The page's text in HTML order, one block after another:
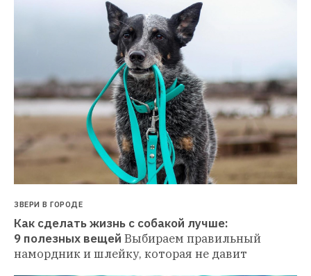
ЗВЕРИ В ГОРОДЕ
Как сделать жизнь с собакой лучше:
9 полезных вещей Выбираем правильный
намордник и шлейку, которая не давит